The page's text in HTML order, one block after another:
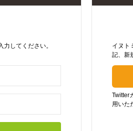
してください。
イヌト
記、新
Twitter
用いた